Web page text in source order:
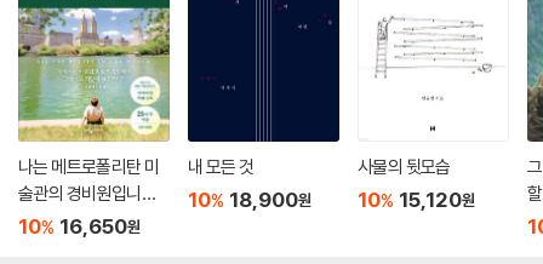
나는 메트로폴리탄 미
술관의 경비원입니다
(25만 부 기념 전면 개
10% 16,650원
내 모든 것
10% 18,900원
사물의 뒷모습
10% 15,120원